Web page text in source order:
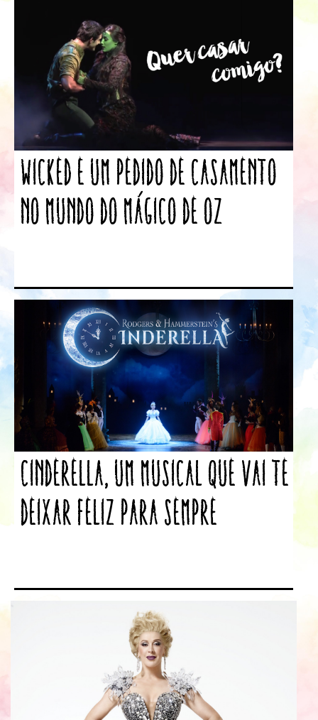
Wicked e um pedido de casamento
no mundo do Mágico de Oz
Cinderella, um musical que vai te
deixar feliz para sempre